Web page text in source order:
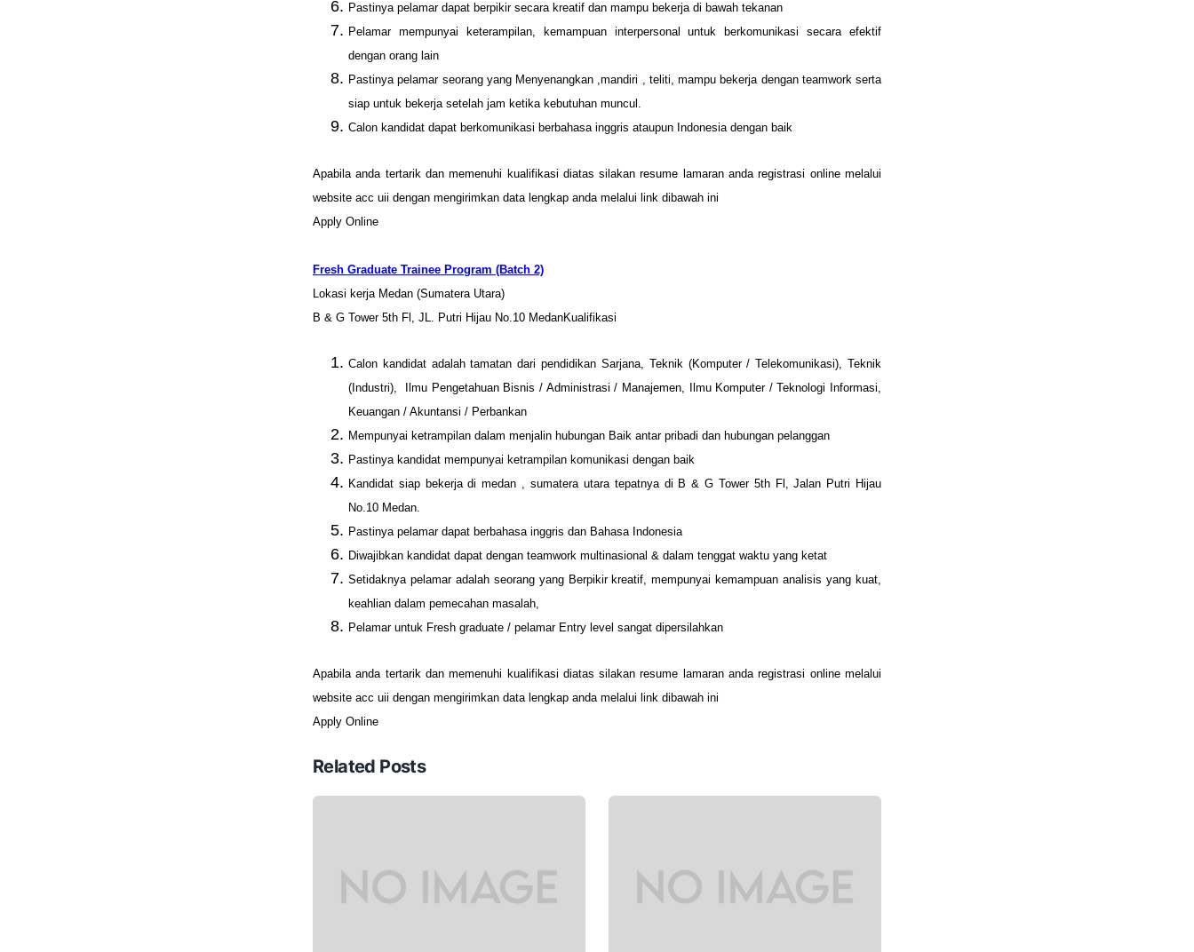
Pastinya pelamar dapat berpikir secara kreatif dan mampu bekerja di bawah tekanan
Pelamar mempunyai
keterampilan, kemampuan interpersonal untuk berkomunikasi
secara efektif
dengan orang lain
Pastinya pelamar seorang yang Menyenangkan ,mandiri , teliti, mampu bekerja dengan teamwork serta
siap untuk bekerja setelah jam ketika kebutuhan muncul .
Calon kandidat dapat berkomunikasi berbahasa inggris ataupun Indonesia dengan baik
Apabila anda tertarik dan memenuhi kualifikasi diatas silakan resume lamaran anda registrasi online melalui
website acc uii dengan mengirimkan data lengkap anda melalui link dibawah ini
Apply Online
Fresh Graduate Trainee Program (Batch 2)
Lokasi kerja Medan (Sumatera Utara)
B & G Tower 5th Fl, JL. Putri Hijau No.10 MedanKualifikasi
Calon kandidat adalah tamatan dari pendidikan Sarjana, Teknik (Komputer / Telekomunikasi), Teknik
(Industri), Ilmu Pengetahuan Bisnis / Administrasi / Manajemen,
Ilmu Komputer / Teknologi Informasi,
Keuangan / Akuntansi / Perbankan
Mempunyai ketrampilan dalam menjalin hubungan Baik antar pribadi dan hubungan pelanggan
Pastinya kandidat mempunyai ketrampilan komunikasi dengan baik
Kandidat siap bekerja di medan , sumatera utara tepatnya di B & G Tower 5th Fl, Jalan Putri Hijau
No.10 Medan.
Pastinya pelamar dapat berbahasa inggris dan Bahasa Indonesia
Diwajibkan kandidat dapat dengan teamwork multinasional & dalam tenggat waktu yang ketat
Setidaknya pelamar adalah seorang yang Berpikir kreatif, mempunyai kemampuan analisis yang kuat,
keahlian dalam pemecahan masalah,
Pelamar untuk Fresh graduate / pelamar Entry level sangat dipersilahkan
Apabila anda tertarik dan memenuhi kualifikasi diatas silakan resume lamaran anda registrasi online melalui
website acc uii dengan mengirimkan data lengkap anda melalui link dibawah ini
Apply Online
Related Posts